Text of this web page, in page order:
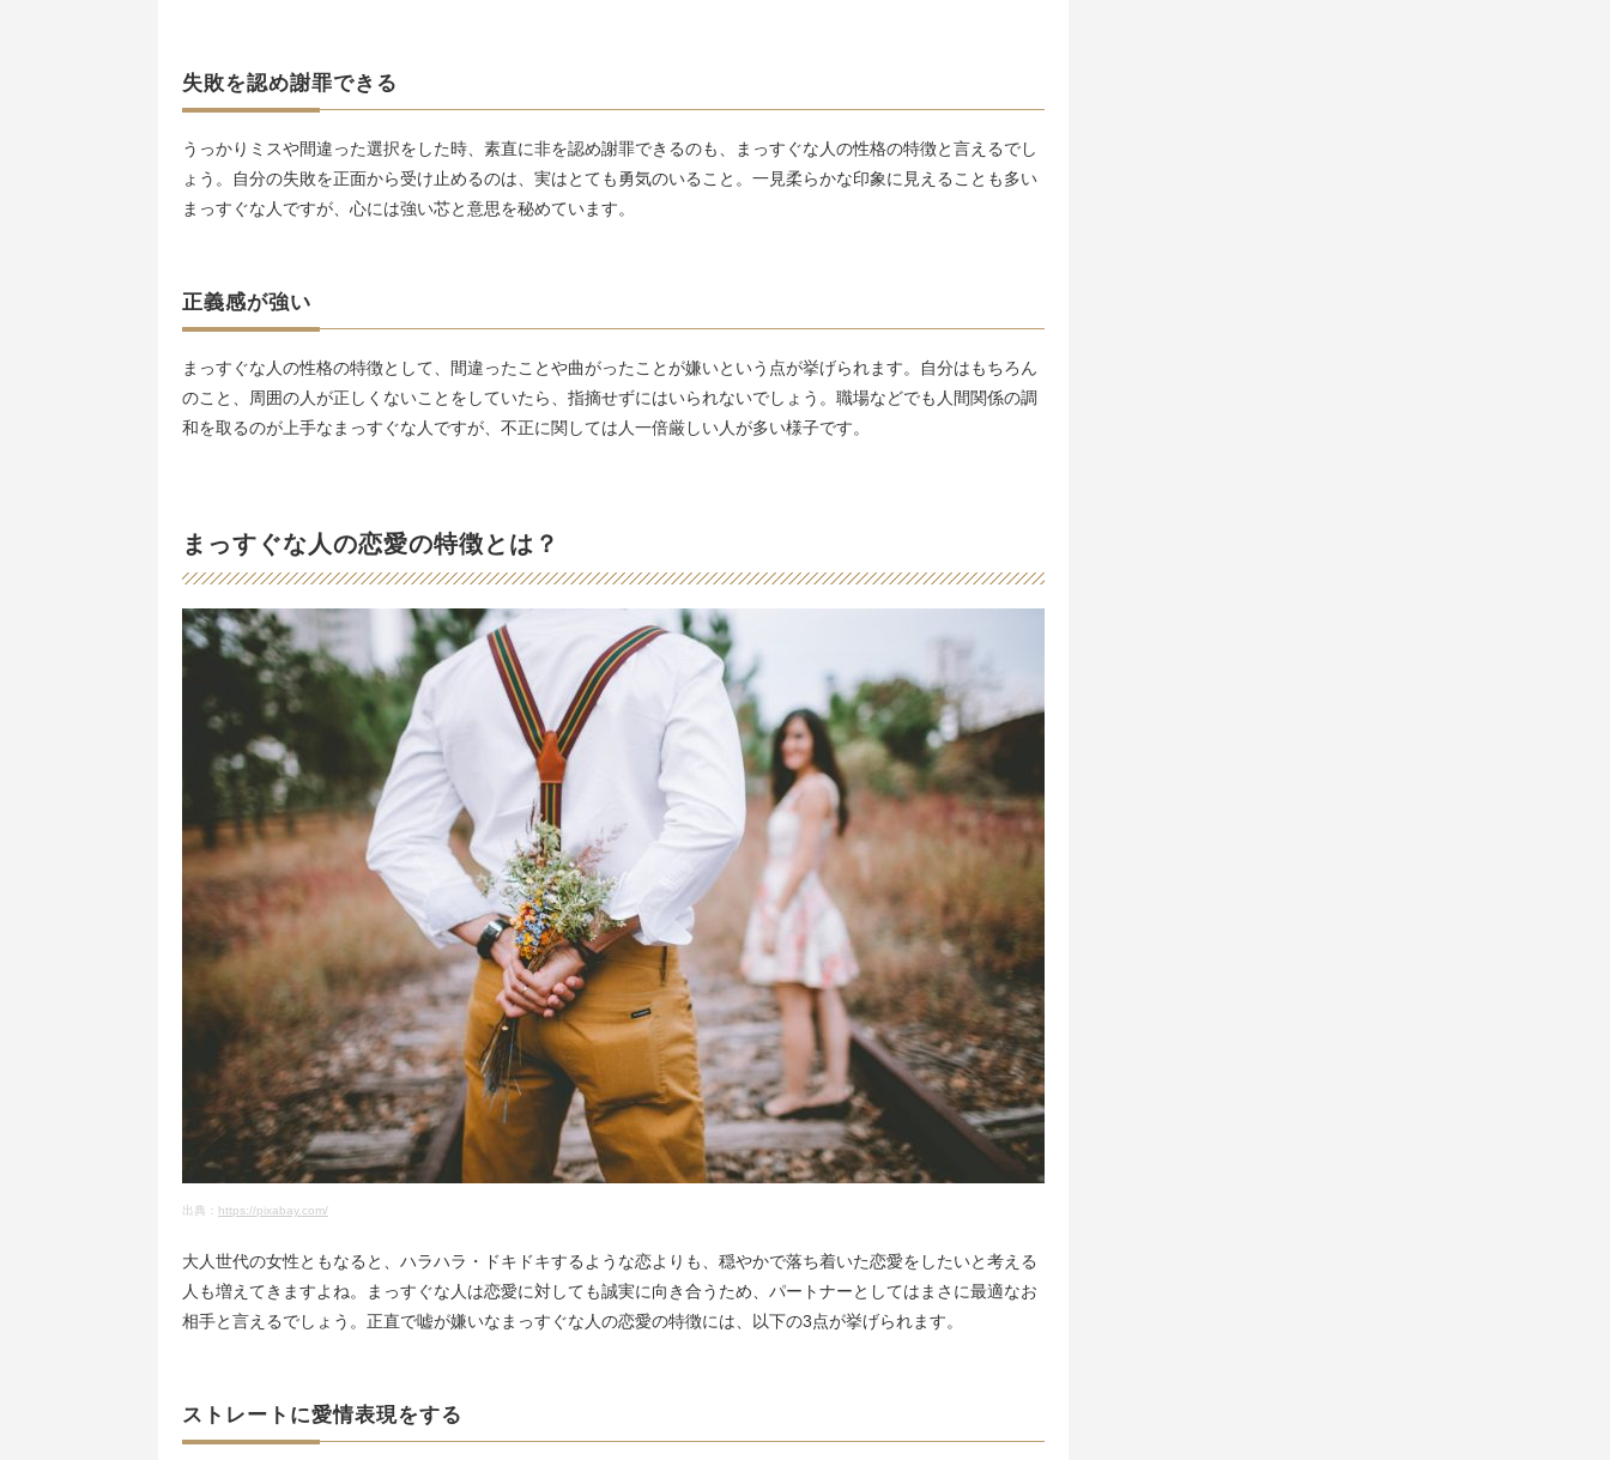
失敗を認め謝罪できる
うっかりミスや間違った選択をした時、素直に非を認め謝罪できるのも、まっすぐな人の性格の特徴と言えるでし
ょう。自分の失敗を正面から受け止めるのは、実はとても勇気のいること。一見柔らかな印象に見えることも多い
まっすぐな人ですが、心には強い芯と意思を秘めています。
正義感が強い
まっすぐな人の性格の特徴として、間違ったことや曲がったことが嫌いという点が挙げられます。自分はもちろん
のこと、周囲の人が正しくないことをしていたら、指摘せずにはいられないでしょう。職場などでも人間関係の調
和を取るのが上手なまっすぐな人ですが、不正に関しては人一倍厳しい人が多い様子です。
まっすぐな人の恋愛の特徴とは？
出典： https://pixabay.com/
大人世代の女性ともなると、ハラハラ・ドキドキするような恋よりも、穏やかで落ち着いた恋愛をしたいと考える
人も増えてきますよね。まっすぐな人は恋愛に対しても誠実に向き合うため、パートナーとしてはまさに最適なお
相手と言えるでしょう。正直で嘘が嫌いなまっすぐな人の恋愛の特徴には、以下の3点が挙げられます。
ストレートに愛情表現をする